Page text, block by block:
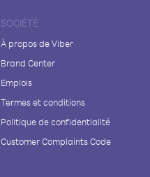
SOCIÉTÉ
À propos de Viber
Brand Center
Emplois
Termes et conditions
Politique de confidentialité
Customer Complaints Code